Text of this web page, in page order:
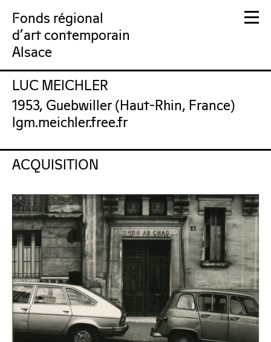
Fonds régional
d'art contemporain
Alsace
FRAC Alsace
LUC MEICHLER
1953, Guebwiller (Haut-Rhin, France)
lgm.meichler.free.fr
ACQUISITION